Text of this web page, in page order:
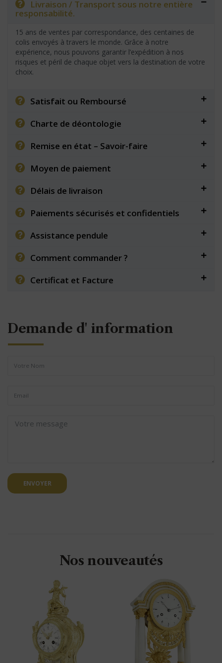
Livraison / Transport sous notre entière
responsabilité.
15 ans de ventes par correspondance, des centaines de
colis envoyés à travers le monde. Grâce à notre
expérience, nous pouvons garantir l’expédition à nos
risques et péril de chaque objet vers la destination de votre
choix.
Satisfait ou Remboursé
Charte de déontologie
Remise en état – Savoir-faire
Moyen de paiement
Délais de livraison
Paiements sécurisés et confidentiels
Assistance pendule
Comment commander ?
Certificat et Facture
Demande d' information
ENVOYER
Nos nouveautés